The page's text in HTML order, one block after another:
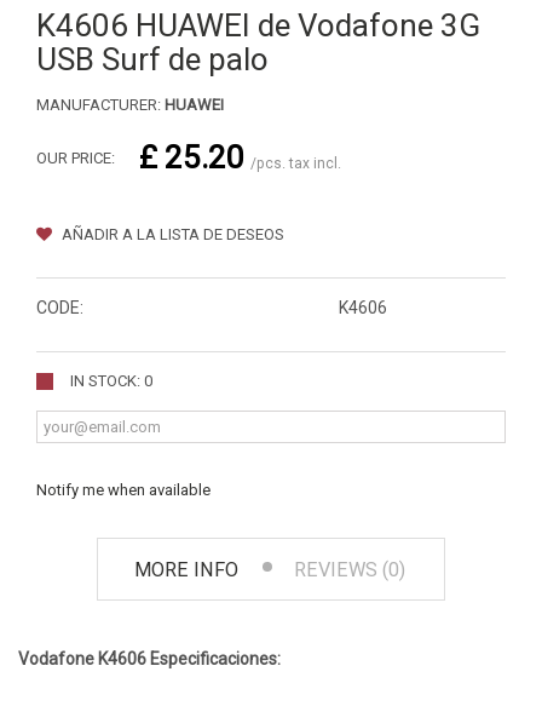
K4606 HUAWEI de Vodafone 3G
USB Surf de palo
MANUFACTURER: HUAWEI
OUR PRICE: £ 25.20 /pcs. tax incl.
AÑADIR A LA LISTA DE DESEOS
CODE: K4606
IN STOCK: 0
Notify me when available
MORE INFO REVIEWS (0)
Vodafone K4606 Especificaciones: